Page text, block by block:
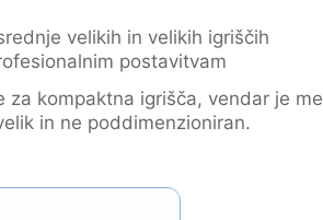
velikih in velikih igriščih
postavitvam
za kompaktna igrišča, vendar je
in ne poddimenzioniran.